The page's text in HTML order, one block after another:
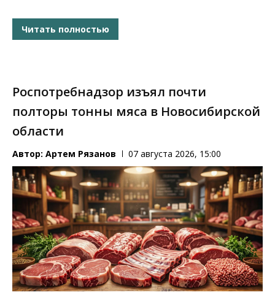
Читать полностью
Роспотребнадзор изъял почти
полторы тонны мяса в Новосибирской
области
Автор: Артем Рязанов 07 августа 2026, 15:00